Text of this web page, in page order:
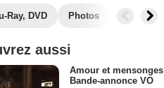
Ray, DVD Photos Musique
aussi
Amour et mensonges
Bande-annonce VO